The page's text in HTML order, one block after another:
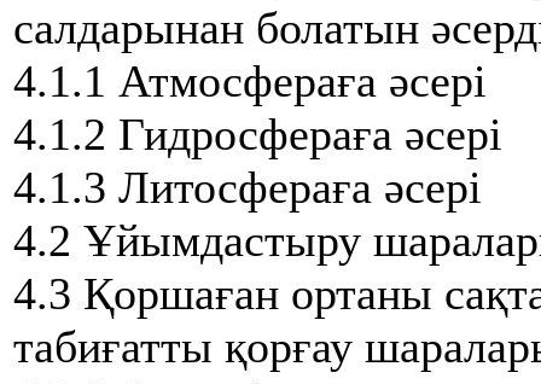
салдарынан болатын
4.1.1 Атмосфераға әсері
4.1.2 Гидросфераға әсері
4.1.3 Литосфераға әсері
4.2 Ұйымдастыру
4.3 Қоршаған ортаны
табиғатты қорғау